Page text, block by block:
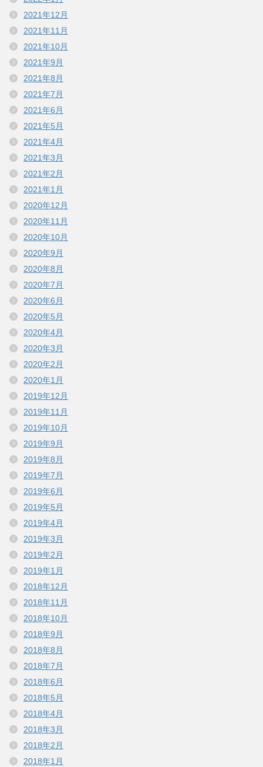
2021年12月
2021年11月
2021年10月
2021年9月
2021年8月
2021年7月
2021年6月
2021年5月
2021年4月
2021年3月
2021年2月
2021年1月
2020年12月
2020年11月
2020年10月
2020年9月
2020年8月
2020年7月
2020年6月
2020年5月
2020年4月
2020年3月
2020年2月
2020年1月
2019年12月
2019年11月
2019年10月
2019年9月
2019年8月
2019年7月
2019年6月
2019年5月
2019年4月
2019年3月
2019年2月
2019年1月
2018年12月
2018年11月
2018年10月
2018年9月
2018年8月
2018年7月
2018年6月
2018年5月
2018年4月
2018年3月
2018年2月
2018年1月